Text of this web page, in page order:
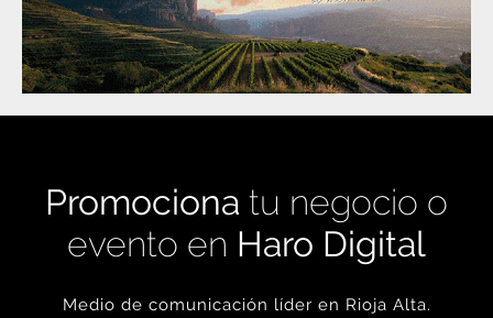
Promociona tu negocio o
evento en Haro Digital
Medio de comunicación líder en Rioja Alta.